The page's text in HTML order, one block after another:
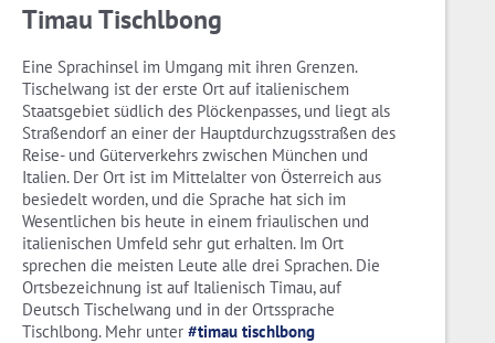
Timau Tischlbong
Eine Sprachinsel im Umgang mit ihren Grenzen.
Tischelwang ist der erste Ort auf italienischem
Staatsgebiet südlich des Plöckenpasses, und liegt als
Straßendorf an einer der Hauptdurchzugsstraßen des
Reise- und Güterverkehrs zwischen München und
Italien. Der Ort ist im Mittelalter von Österreich aus
besiedelt worden, und die Sprache hat sich im
Wesentlichen bis heute in einem friaulischen und
italienischen Umfeld sehr gut erhalten. Im Ort
sprechen die meisten Leute alle drei Sprachen. Die
Ortsbezeichnung ist auf Italienisch Timau, auf
Deutsch Tischelwang und in der Ortssprache
Tischlbong. Mehr unter #timau tischlbong